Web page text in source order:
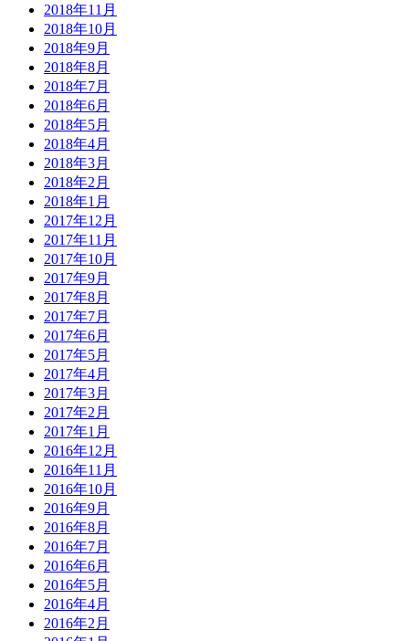
2018年11月
2018年10月
2018年9月
2018年8月
2018年7月
2018年6月
2018年5月
2018年4月
2018年3月
2018年2月
2018年1月
2017年12月
2017年11月
2017年10月
2017年9月
2017年8月
2017年7月
2017年6月
2017年5月
2017年4月
2017年3月
2017年2月
2017年1月
2016年12月
2016年11月
2016年10月
2016年9月
2016年8月
2016年7月
2016年6月
2016年5月
2016年4月
2016年2月